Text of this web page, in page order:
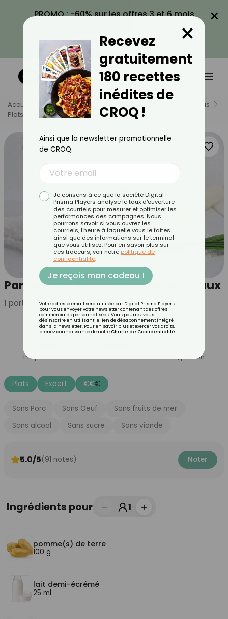
PROMO : -60% sur les offres 3 et 6 mois
VOIR LA PROMO
×
Accueil Nos Recettes
Par Types De Repas
Plats
Parmentier De Saumon Aux Poireaux
Parmentier de saumon aux poireaux
1 portion(s)
Préparation kcal/portion
Plats Expert €€€
Sans Porc Sans Oeuf
Sans fruits de mer
Sans alcool
Sans sucre Sans viande
5.0/5(91 notes) Noter
Ingrédients pour 1
pomme(s) de terre
100 g
lait demi-écrémé
25 ml
Recevez
gratuitement
180 recettes
inédites de
CROQ !
×
Ainsi que la newsletter promotionnelle
de CROQ.
Je consens à ce que la société Digital
Prisma Players analyse le taux d'ouverture
des courriels pour mesurer et optimiser les
performances des campagnes. Nous
pourrons savoir si vous ouvrez les
courriels, l'heure à laquelle vous le faites
ainsi que des informations sur le terminal
que vous utilisez. Pour en savoir plus sur
ces traceurs, voir notre politique de
confidentialité.
Je reçois mon cadeau !
Votre adresse email sera utilisée par Digital Prisma Players
pour vous envoyer votre newsletter contenant des offres
commerciales personnalisées. Vous pourrez vous
désinscrire en utilisant le lien de désabonnement intégré
dans la newsletter. Pour en savoir plus et exercer vos droits,
prenez connaissance de notre Charte de Confidentialité.